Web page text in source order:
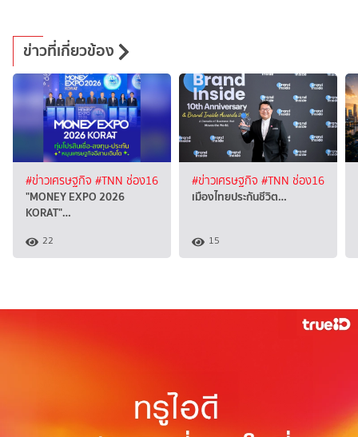
ข่าวที่เกี่ยวข้อง
#ข่าวเศรษฐกิจ #TNN ช่อง16
"MONEY EXPO 2026
KORAT"…
22
#ข่าวเศรษฐกิจ #TNN ช่อง16
เมืองไทยประกันชีวิต…
15